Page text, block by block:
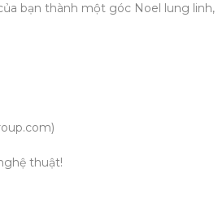
bạn thành một góc Noel lung linh,
thuật!